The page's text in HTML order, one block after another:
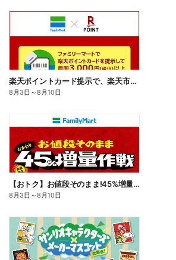
楽天ポイントカード提示で、楽天市場でのお買い物がおトクに!
8月3日 ～8月10日
【おトク】お値段そのまま!45%増量作戦!
8月3日 ～8月10日